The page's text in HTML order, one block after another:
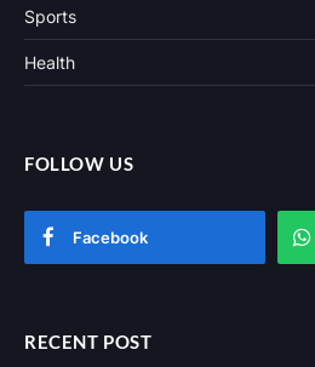
Sports
Health
FOLLOW US
Facebook
RECENT POST